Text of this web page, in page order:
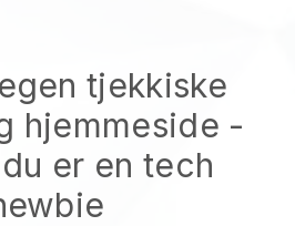
tjekkiske
hjemmeside -
er en tech